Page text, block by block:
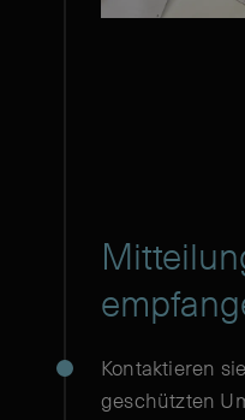
Kontaktieren
geschützten